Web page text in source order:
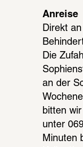
Anreise
Direkt
Die
an der
bitten
unter
Minuten